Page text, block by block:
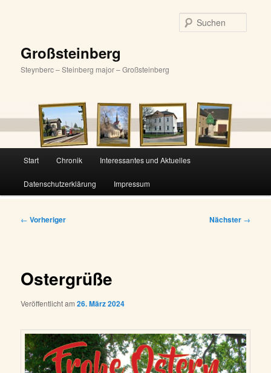
Großsteinberg
Steynberc – Steinberg major – Großsteinberg
Start Chronik Interessantes und Aktuelles
Datenschutzerklärung Impressum
Beitragsnavigation
← Vorheriger Nächster →
Ostergrüße
Veröffentlicht am26. März 2024